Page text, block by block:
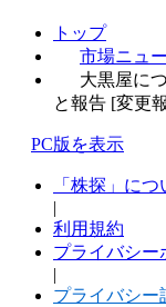
トップ
市場ニュ
大黒屋に
と報告 [変更
PC版を表示
「株探」につ
|
利用規約
プライバシー
|
プライバシー